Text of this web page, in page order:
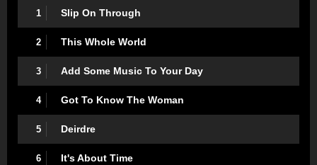
1 Slip On Through
2 This Whole World
3 Add Some Music To Your Day
4 Got To Know The Woman
5 Deirdre
6 It's About Time